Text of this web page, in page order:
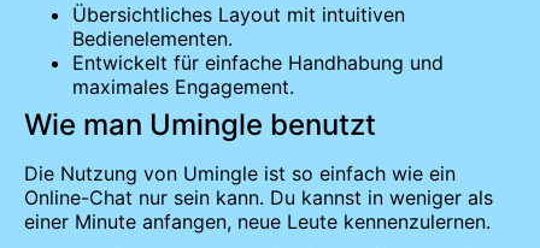
Übersichtliches Layout mit intuitiven
Bedienelementen.
Entwickelt für einfache Handhabung und
maximales Engagement.
Wie man Umingle benutzt
Die Nutzung von Umingle ist so einfach wie ein
Online-Chat nur sein kann. Du kannst in weniger als
einer Minute anfangen, neue Leute kennenzulernen.